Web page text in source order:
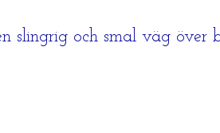
slingrig och smal väg över